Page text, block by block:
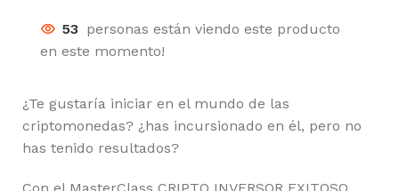
53 personas están viendo este producto
en este momento!
¿Te gustaría iniciar en el mundo de las
criptomonedas? ¿has incursionado en él, pero no
has tenido resultados?